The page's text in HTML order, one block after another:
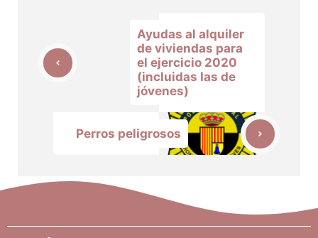
Ayudas al alquiler
de viviendas para
el ejercicio 2020
(incluidas las de
jóvenes)
Perros peligrosos